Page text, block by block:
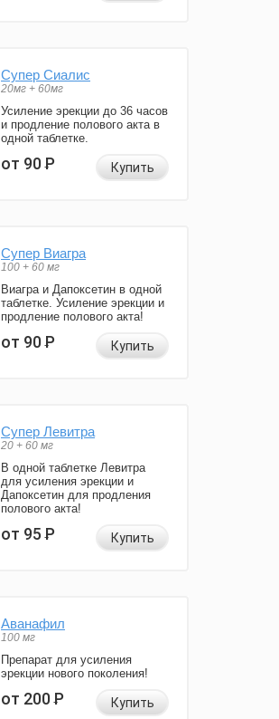
Супер Сиалис
20мг + 60мг
Усиление эрекции до 36 часов
и продление полового акта в
одной таблетке.
от 90Р Купить
Супер Виагра
100 + 60 мг
Виагра и Дапоксетин в одной
таблетке. Усиление эрекции и
продление полового акта!
от 90Р Купить
Супер Левитра
20 + 60 мг
В одной таблетке Левитра
для усиления эрекции и
Дапоксетин для продления
полового акта!
от 95Р Купить
Аванафил
100 мг
Препарат для усиления
эрекции нового поколения!
от 200Р Купить